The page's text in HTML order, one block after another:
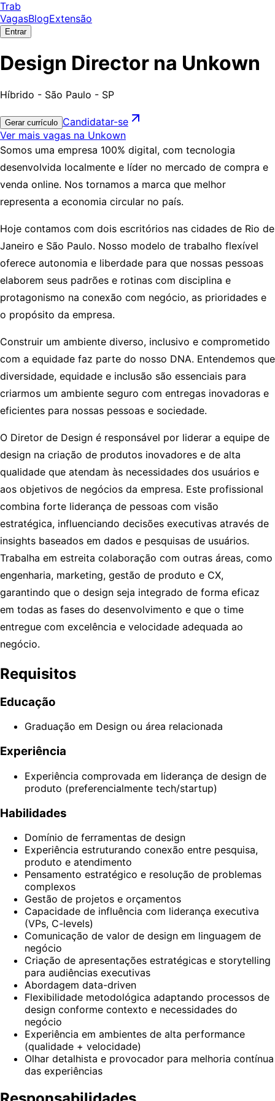
Trab
VagasBlogExtensão
Entrar
Design Director na Unkown
Híbrido - São Paulo - SP
Gerar currículo Candidatar-se
Ver mais vagas na Unkown
Somos uma empresa 100% digital, com tecnologia
desenvolvida localmente e líder no mercado de compra e
venda online. Nos tornamos a marca que melhor
representa a economia circular no país.
Hoje contamos com dois escritórios nas cidades de Rio de
Janeiro e São Paulo. Nosso modelo de trabalho flexível
oferece autonomia e liberdade para que nossas pessoas
elaborem seus padrões e rotinas com disciplina e
protagonismo na conexão com negócio, as prioridades e
o propósito da empresa.
Construir um ambiente diverso, inclusivo e comprometido
com a equidade faz parte do nosso DNA. Entendemos que
diversidade, equidade e inclusão são essenciais para
criarmos um ambiente seguro com entregas inovadoras e
eficientes para nossas pessoas e sociedade.
O Diretor de Design é responsável por liderar a equipe de
design na criação de produtos inovadores e de alta
qualidade que atendam às necessidades dos usuários e
aos objetivos de negócios da empresa. Este profissional
combina forte liderança de pessoas com visão
estratégica, influenciando decisões executivas através de
insights baseados em dados e pesquisas de usuários.
Trabalha em estreita colaboração com outras áreas, como
engenharia, marketing, gestão de produto e CX,
garantindo que o design seja integrado de forma eficaz
em todas as fases do desenvolvimento e que o time
entregue com excelência e velocidade adequada ao
negócio.
Requisitos
Educação
Graduação em Design ou área relacionada
Experiência
Experiência comprovada em liderança de design de
produto (preferencialmente tech/startup)
Habilidades
Domínio de ferramentas de design
Experiência estruturando conexão entre pesquisa,
produto e atendimento
Pensamento estratégico e resolução de problemas
complexos
Gestão de projetos e orçamentos
Capacidade de influência com liderança executiva
(VPs, C-levels)
Comunicação de valor de design em linguagem de
negócio
Criação de apresentações estratégicas e storytelling
para audiências executivas
Abordagem data-driven
Flexibilidade metodológica adaptando processos de
design conforme contexto e necessidades do
negócio
Experiência em ambientes de alta performance
(qualidade + velocidade)
Olhar detalhista e provocador para melhoria contínua
das experiências